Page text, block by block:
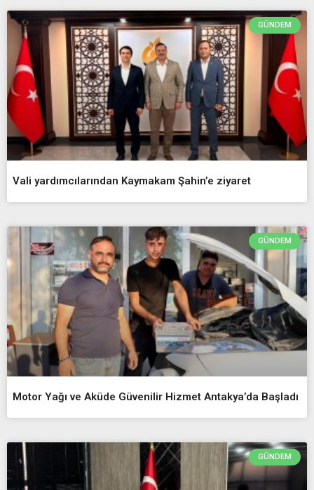
GÜNDEM
Vali yardımcılarından Kaymakam Şahin’e ziyaret
GÜNDEM
Motor Yağı ve Aküde Güvenilir Hizmet Antakya’da Başladı
GÜNDEM